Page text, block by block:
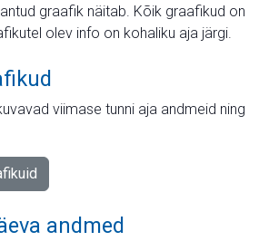
graafik näitab. Kõik graafikud on
olev info on kohaliku aja järgi.
viimase tunni aja andmeid ning
andmed